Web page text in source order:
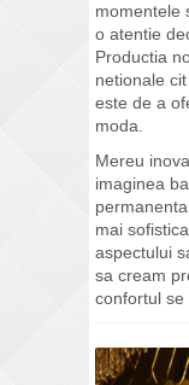
momentele
o atentie
Productia
netionale
este de a
moda.
Mereu
imaginea
mai
aspectului
sa cream
confortul